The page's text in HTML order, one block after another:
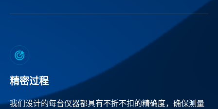
精密过程
我们设计的每台仪器都具有不折不扣的精确度，确保测量